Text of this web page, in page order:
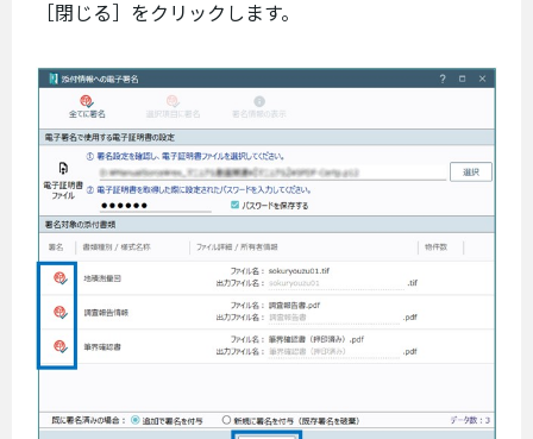
［閉じる］をクリックします。